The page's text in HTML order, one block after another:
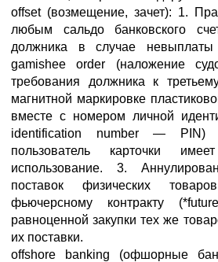
offset (возмещение, зачет): 1.
любым сальдо банковского
должника в случае
gamishee order (наложение
требования должника к
магнитной маркировке
вместе с номером личной
identification number — PIN)
пользователь карточки
использование. 3.
поставок физических
фьючерсному контракту
равноценной закупки тех же
их поставки.
offshore banking (офшорные